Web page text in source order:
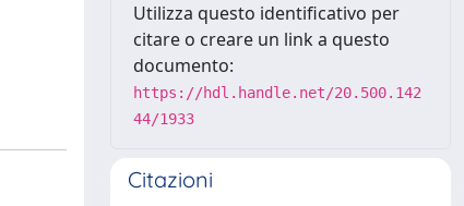
Utilizza questo identificativo per
citare o creare un link a questo
documento:
https://hdl.handle.net/20.500.142
44/1933
Citazioni